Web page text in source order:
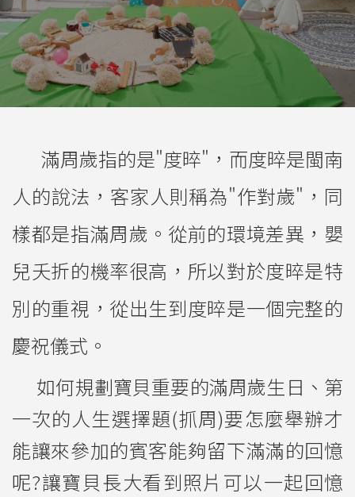
滿周歲指的是"度晬"，而度晬是閩南
人的說法，客家人則稱為"作對歲"，同
樣都是指滿周歲。從前的環境差異，嬰
兒夭折的機率很高，所以對於度晬是特
別的重視，從出生到度晬是一個完整的
慶祝儀式。
如何規劃寶貝重要的滿周歲生日、第
一次的人生選擇題(抓周)要怎麼舉辦才
能讓來參加的賓客能夠留下滿滿的回憶
呢?讓寶貝長大看到照片可以一起回憶